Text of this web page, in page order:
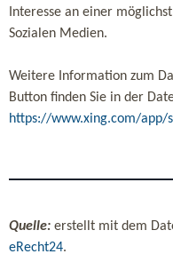
Interesse an einer
Sozialen Medien.
Weitere Information zum
Button finden Sie in der
https://www.xing.com/app/
Quelle: erstellt mit dem
eRecht24.